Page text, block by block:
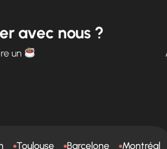
avec nous ?
un
Toulouse Barcelone Montréal